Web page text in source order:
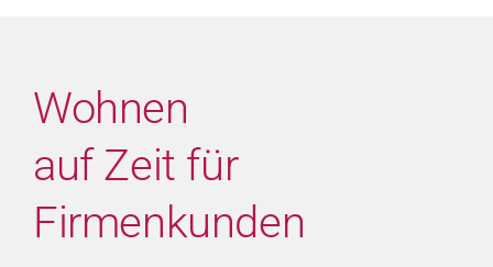
Wohnen
auf Zeit für
Firmenkunden